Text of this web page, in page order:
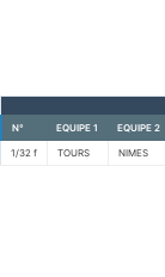
N° EQUIPE 1 EQUIPE 2
1/32 f TOURS NIMES